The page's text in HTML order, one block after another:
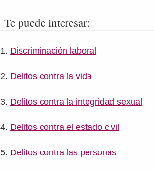
Te puede interesar:
Discriminación laboral
Delitos contra la vida
Delitos contra la integridad sexual
Delitos contra el estado civil
Delitos contra las personas